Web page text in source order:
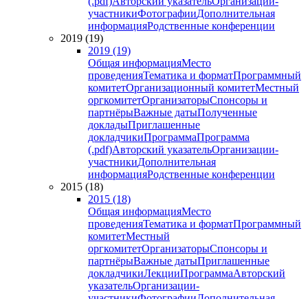
участникиФотографииДополнительная
информацияРодственные конференции
2019 (19)
2019 (19)
Общая информацияМесто
проведенияТематика и форматПрограммный
комитетОрганизационный комитетМестный
оргкомитетОрганизаторыСпонсоры и
партнёрыВажные датыПолученные
докладыПриглашенные
докладчикиПрограммаПрограмма
(.pdf)Авторский указательОрганизации-
участникиДополнительная
информацияРодственные конференции
2015 (18)
2015 (18)
Общая информацияМесто
проведенияТематика и форматПрограммный
комитетМестный
оргкомитетОрганизаторыСпонсоры и
партнёрыВажные датыПриглашенные
докладчикиЛекцииПрограммаАвторский
указательОрганизации-